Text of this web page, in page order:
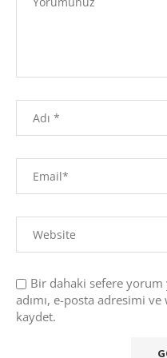
Bir dahaki sefere yorum
adımı, e-posta adresimi
kaydet.